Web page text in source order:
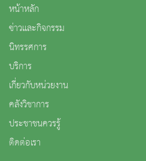
หน้าหลัก
ข่าวและกิจกรรม
นิทรรศการ
บริการ
เกี่ยวกับหน่วยงาน
คลังวิชาการ
ประชาชนควรรู้
ติดต่อเรา